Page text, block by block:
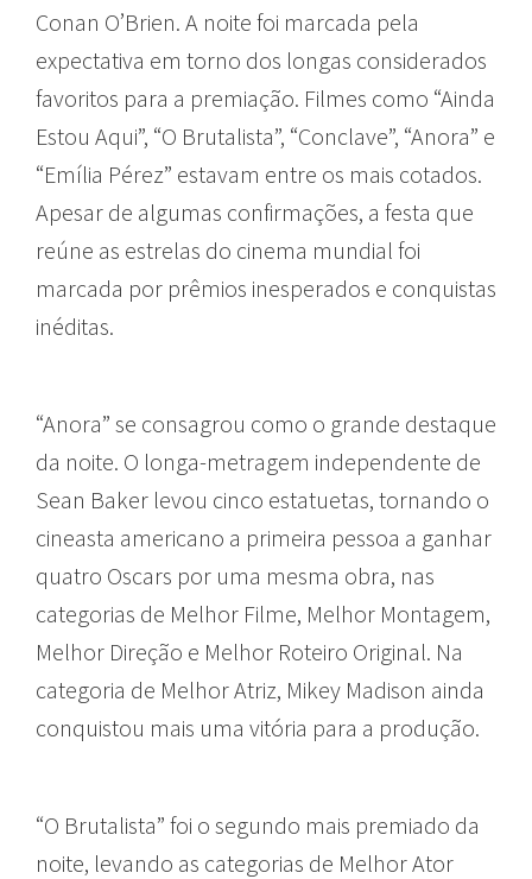
Conan O’Brien. A noite foi marcada pela
expectativa em torno dos longas considerados
favoritos para a premiação. Filmes como “Ainda
Estou Aqui”, “O Brutalista”, “Conclave”, “Anora” e
“Emília Pérez” estavam entre os mais cotados.
Apesar de algumas confirmações, a festa que
reúne as estrelas do cinema mundial foi
marcada por prêmios inesperados e conquistas
inéditas.
“Anora” se consagrou como o grande destaque
da noite. O longa-metragem independente de
Sean Baker levou cinco estatuetas, tornando o
cineasta americano a primeira pessoa a ganhar
quatro Oscars por uma mesma obra, nas
categorias de Melhor Filme, Melhor Montagem,
Melhor Direção e Melhor Roteiro Original. Na
categoria de Melhor Atriz, Mikey Madison ainda
conquistou mais uma vitória para a produção.
“O Brutalista” foi o segundo mais premiado da
noite, levando as categorias de Melhor Ator